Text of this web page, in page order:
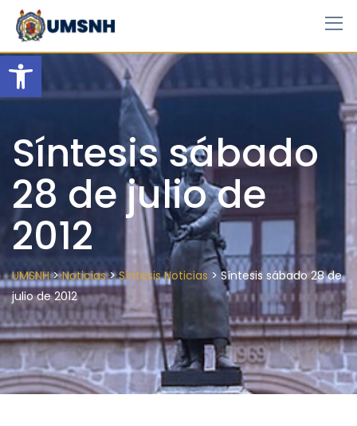
Open toolbar
Skip
content
Síntesis sábado
28 de julio de
2012
UMSNH>Noticias>Síntesis Noticias >Síntesis sábado 28 de
julio de 2012